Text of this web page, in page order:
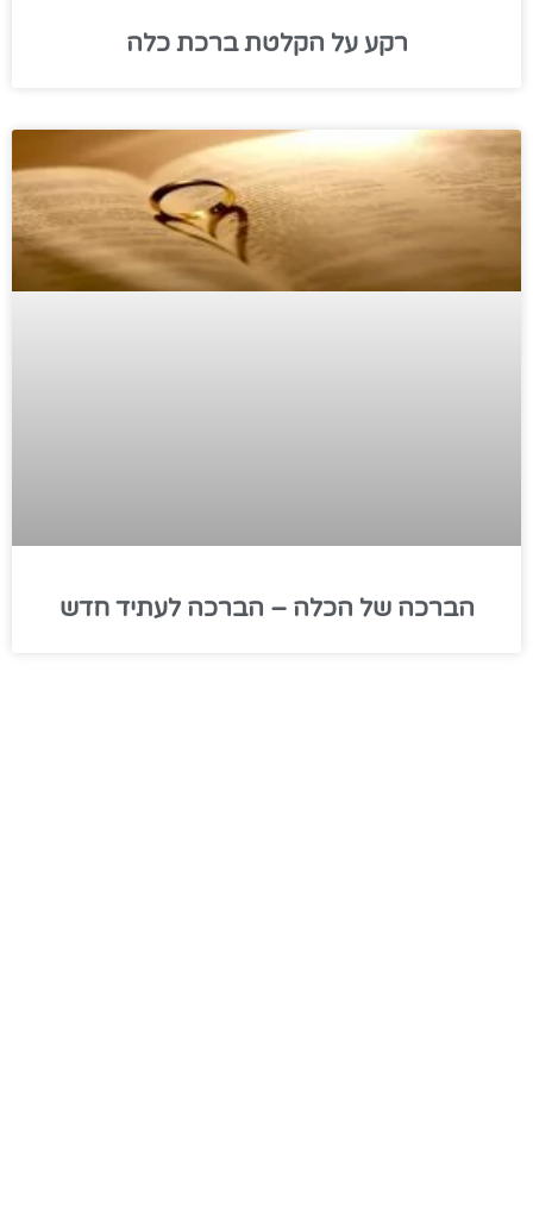
רקע על הקלטת ברכת כלה
הברכה של הכלה – הברכה לעתיד חדש